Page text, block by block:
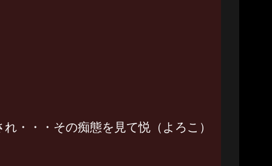
・・・その痴態を見て悦（よろこ）